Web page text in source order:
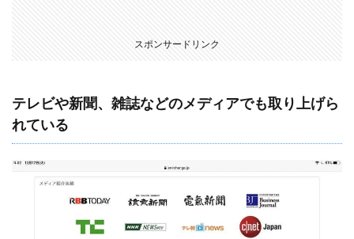
スポンサードリンク
テレビや新聞、雑誌などのメディアでも取り上げら
れている